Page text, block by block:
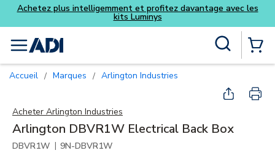
Skip to main content
Achetez plus intelligemment et profitez davantage avec les
kits Luminys
menu
Accueil / Marques / Arlington Industries
Acheter Arlington Industries
Arlington DBVR1W Electrical Back Box
DBVR1W | 9N-DBVR1W